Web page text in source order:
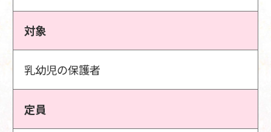
対象
乳幼児の保護者
定員